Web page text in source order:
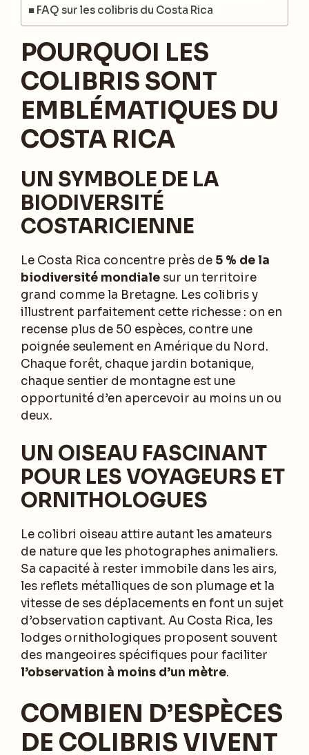
FAQ sur les colibris du Costa Rica
POURQUOI LES
COLIBRIS SONT
EMBLÉMATIQUES DU
COSTA RICA
UN SYMBOLE DE LA
BIODIVERSITÉ
COSTARICIENNE
Le Costa Rica concentre près de 5 % de la
biodiversité mondiale sur un territoire
grand comme la Bretagne. Les colibris y
illustrent parfaitement cette richesse : on en
recense plus de 50 espèces, contre une
poignée seulement en Amérique du Nord.
Chaque forêt, chaque jardin botanique,
chaque sentier de montagne est une
opportunité d’en apercevoir au moins un ou
deux.
UN OISEAU FASCINANT
POUR LES VOYAGEURS ET
ORNITHOLOGUES
Le colibri oiseau attire autant les amateurs
de nature que les photographes animaliers.
Sa capacité à rester immobile dans les airs,
les reflets métalliques de son plumage et la
vitesse de ses déplacements en font un sujet
d’observation captivant. Au Costa Rica, les
lodges ornithologiques proposent souvent
des mangeoires spécifiques pour faciliter
l’observation à moins d’un mètre.
COMBIEN D’ESPÈCES
DE COLIBRIS VIVENT